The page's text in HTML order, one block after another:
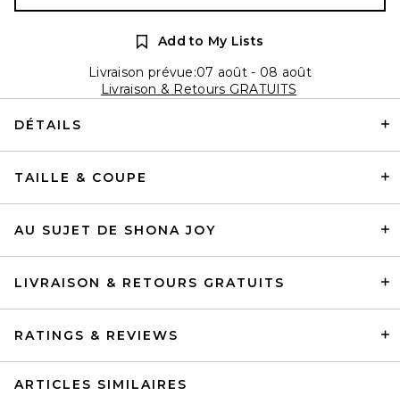
Add to My Lists
Livraison prévue:07 août - 08 août
Livraison & Retours GRATUITS
DÉTAILS
TAILLE & COUPE
AU SUJET DE SHONA JOY
LIVRAISON & RETOURS GRATUITS
RATINGS & REVIEWS
ARTICLES SIMILAIRES